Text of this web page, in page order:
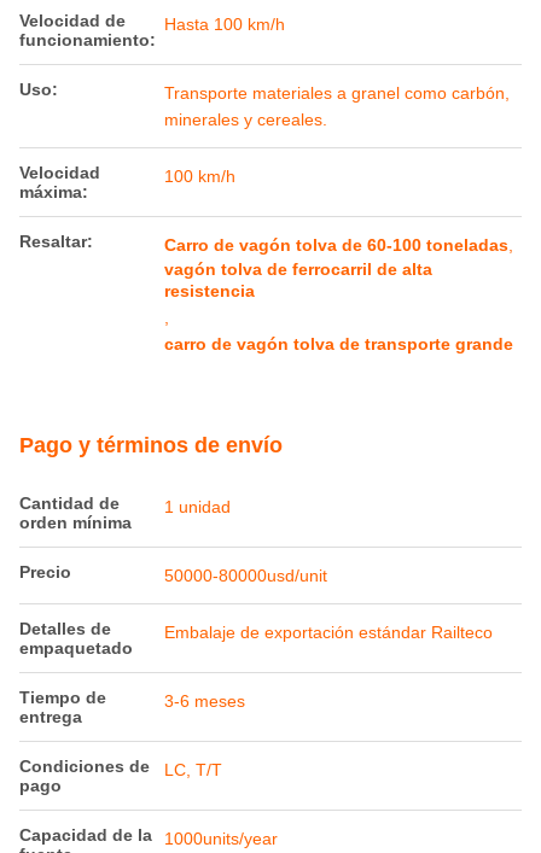
Velocidad de
funcionamiento:
Hasta 100 km/h
Uso:
Transporte materiales a granel como carbón,
minerales y cereales.
Velocidad
máxima:
100 km/h
Resaltar: Carro de vagón tolva de 60-100 toneladas
vagón tolva de ferrocarril de alta
resistencia
carro de vagón tolva de transporte grande
Pago y términos de envío
Cantidad de
orden mínima
1 unidad
Precio 50000-80000usd/unit
Detalles de
empaquetado
Embalaje de exportación estándar Railteco
Tiempo de
entrega
3-6 meses
Condiciones de
pago
LC, T/T
Capacidad de la
1000units/year